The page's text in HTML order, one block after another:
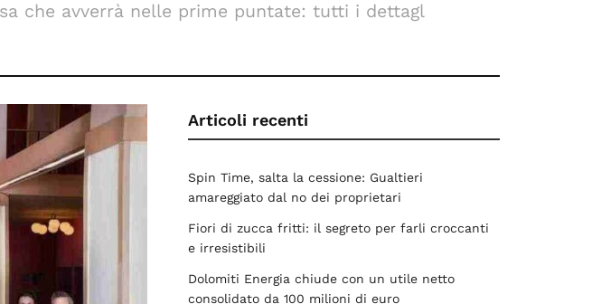
che avverrà nelle prime puntate: tutti i dettagl
Articoli recenti
Spin Time, salta la cessione: Gualtieri
amareggiato dal no dei proprietari
Fiori di zucca fritti: il segreto per farli croccanti
e irresistibili
Dolomiti Energia chiude con un utile netto
consolidato da 100 milioni di euro